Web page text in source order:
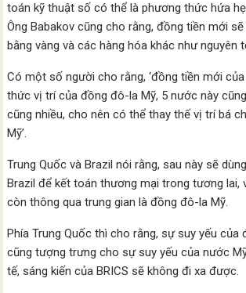
toán kỹ thuật số có thể là phương thức hứa
Ông Babakov cũng cho rằng, đồng tiền mới
bằng vàng và các hàng hóa khác như nguyên
Có một số người cho rằng, ‘đồng tiền mới
thức vị trí của đồng đô-la Mỹ, 5 nước này
cũng nhiều, cho nên có thể thay thế vị trí bá
Mỹ’.
Trung Quốc và Brazil nói rằng, sau này sẽ
Brazil để kết toán thương mại trong tương lai,
còn thông qua trung gian là đồng đô-la Mỹ.
Phía Trung Quốc thì cho rằng, sự suy yếu của
cũng tượng trưng cho sự suy yếu của nước
tế, sáng kiến của BRICS sẽ không đi xa được.